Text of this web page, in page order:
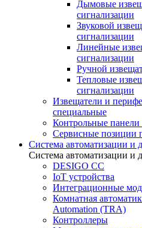
Дымовые
сигнализации
Звуковой
сигнализации
Линейные
сигнализации
Ручной
Тепловые
сигнализации
Извещатели и
специальные
Контрольные
Сервисные позиции
Система автоматизации и
Система автоматизации и
DESIGO CC
IoT устройства
Интеграционные
Комнатная
Automation (TRA)
Контроллеры